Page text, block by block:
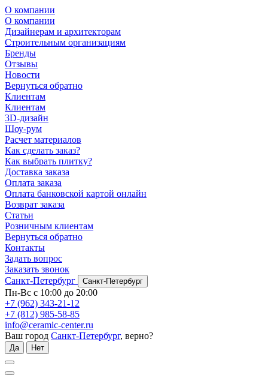
О компании
О компании
Дизайнерам и архитекторам
Строительным организациям
Бренды
Отзывы
Новости
Вернуться обратно
Клиентам
Клиентам
3D-дизайн
Шоу-рум
Расчет материалов
Как сделать заказ?
Как выбрать плитку?
Доставка заказа
Оплата заказа
Оплата банковской картой онлайн
Возврат заказа
Статьи
Розничным клиентам
Вернуться обратно
Контакты
Задать вопрос
Заказать звонок
Санкт-Петербург
Санкт-Петербург
Пн-Вс с 10:00 до 20:00
+7 (962) 343-21-12
+7 (812) 985-58-85
info@ceramic-center.ru
Ваш город Санкт-Петербург, верно?
Да Нет